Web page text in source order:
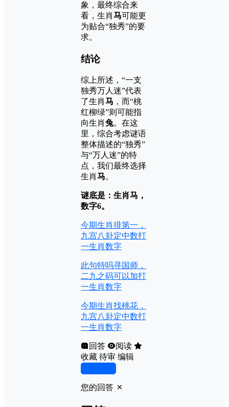
象，最终综合来
看，生肖马可能更
为贴合“独秀”的要
求。
结论
综上所述，“一支
独秀万人迷”代表
了生肖马 ，而“桃
红柳绿”则可能指
向生肖兔。在这
里，综合考虑谜语
整体描述的“独秀”
与“万人迷”的特
点，我们最终选择
生肖马。
谜底是：生肖马，
数字6。
今期生肖排第一，
九宫八卦定中数打
一生肖数字
此句特吗寻国师，
二九之码可以加打
一生肖数字
今期生肖找桃花，
九宫八卦定中数打
一生肖数字
回答
阅读
收藏 待审 编辑
您的回答